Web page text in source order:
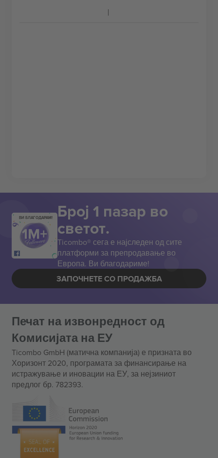
ВИ БЛАГОДАРАМ! Број 1 пазар во
светот.
Ticombo® сега е најследен од сите
платформи за препродавање во
Европа. Ви благодариме!
ЗАПОЧНЕТЕ СО ПРОДАЖБА
Печат на извонредност од
Комисијата на ЕУ
Ticombo GmbH (матична компанија) е призната во
Хоризонт 2020, програмата за финансирање на
истражување и иновации на ЕУ, за нејзиниот
предлог бр. 782393.